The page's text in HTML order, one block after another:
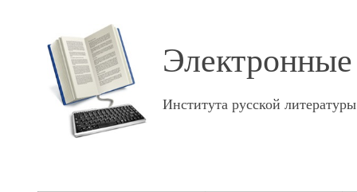
Института русской